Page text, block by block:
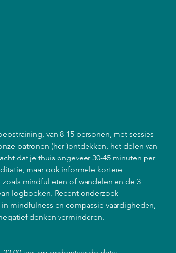
van 8-15 personen, met sessies
patronen (her-)ontdekken, het delen van
dat je thuis ongeveer 30-45 minuten per
maar ook informele kortere
mindful eten of wandelen en de 3
logboeken. Recent onderzoek
mindfulness en compassie vaardigheden,
denken verminderen.